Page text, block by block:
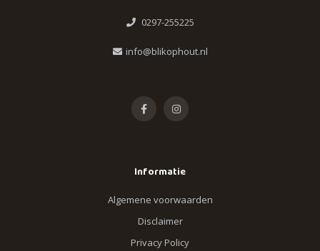
0297-255225
info@blikophout.nl
Informatie
Algemene voorwaarden
Disclaimer
Privacy Policy